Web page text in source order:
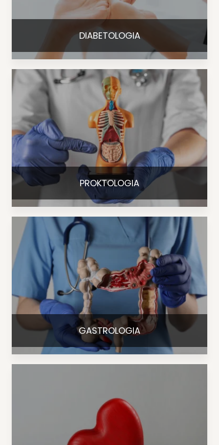
DIABETOLOGIA
PROKTOLOGIA
GASTROLOGIA